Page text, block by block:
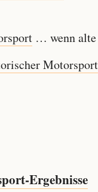
… wenn alte
Motorsport
Ergebnisse